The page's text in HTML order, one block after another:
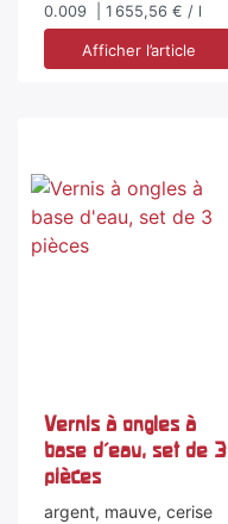
0.009 | 1 655,56 € / l
Afficher l’article
Vernis à ongles à
base d'eau, set de 3
pièces
argent, mauve, cerise